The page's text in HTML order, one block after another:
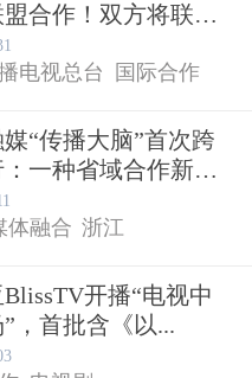
盟合作！双方将联合
电视总台 国际合作
“传播大脑”首次跨
一种省域合作新范
体融合 浙江
开播“电视中
”，首批含《以...